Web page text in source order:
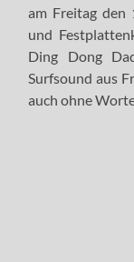
am Freitag den
und
Ding Dong
Surfsound aus
auch ohne